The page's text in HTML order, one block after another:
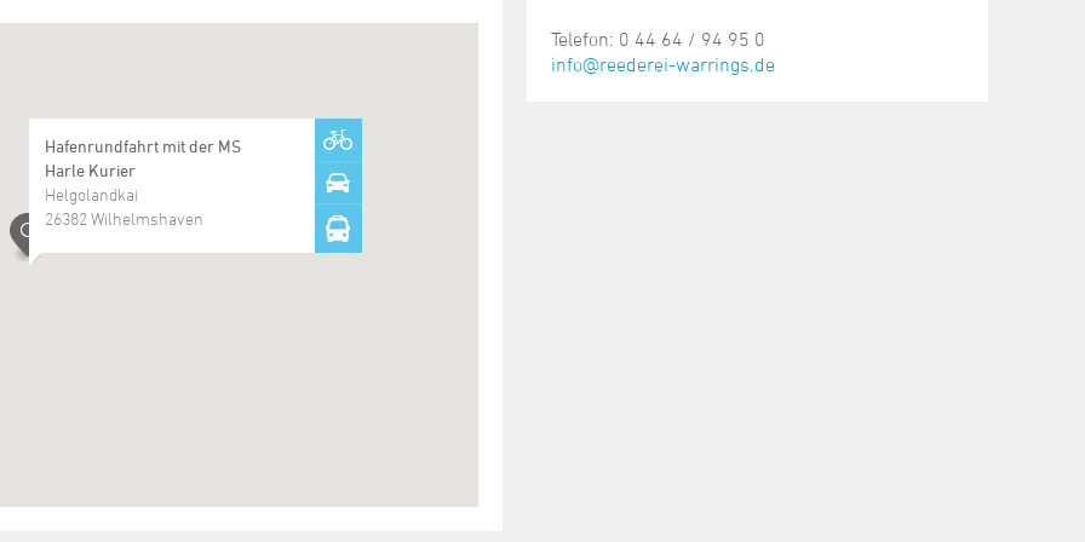
Hafenrundfahrt mit der MS
Harle Kurier
Helgolandkai
26382 Wilhelmshaven
Telefon: 0 44 64 / 94 95 0
info@reederei-warrings.de